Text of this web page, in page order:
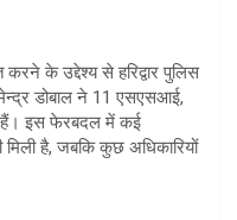
के उद्देश्य से हरिद्वार पुलिस
डोबाल ने 11 एसएसआई,
हैं। इस फेरबदल में कई
मिली है, जबकि कुछ अधिकारियों